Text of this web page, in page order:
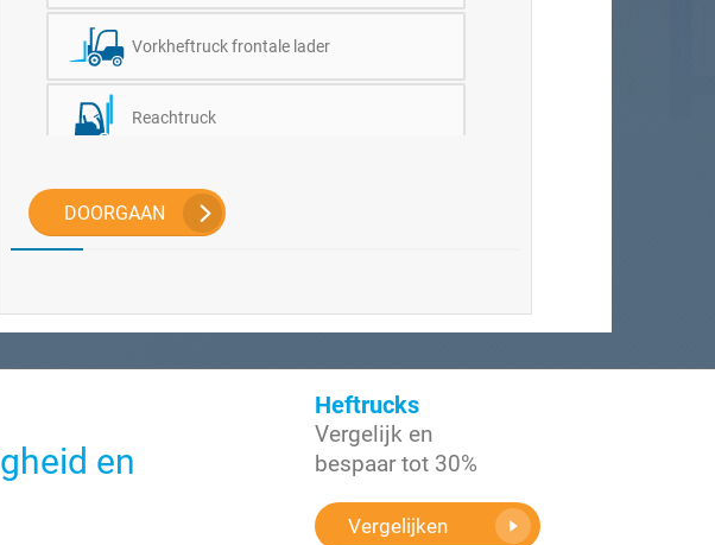
Vorkheftruck frontale lader
Reachtruck
Andere / Ik weet het niet, adviseer mij aub
DOORGAAN
en
Heftrucks
Vergelijk en
bespaar tot 30%
Vergelijken